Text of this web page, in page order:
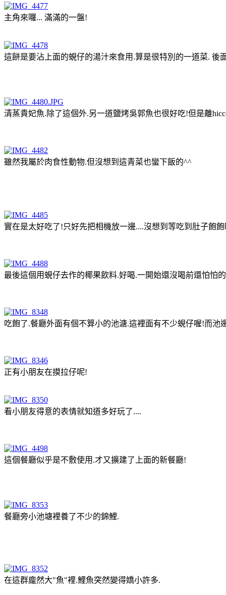
主角來囉... 滿滿的一盤!
這餅是要沾上面的蜆仔的湯汁來食用.算是很特別的一道菜. 後
清蒸貴妃魚.除了這個外.另一道鹽烤吳郭魚也很好吃!但是離
雖然我屬於肉食性動物.但沒想到這青菜也蠻下飯的^^
實在是太好吃了!只好先把相機放一邊....沒想到等吃到肚子飽
最後這個用蜆仔去作的椰果飲料.好喝.一開始還沒喝前還怕怕
吃飽了.餐廳外面有個不算小的池溏.這裡面有不少蜆仔喔!而池
正有小朋友在摸拉仔呢!
看小朋友得意的表情就知道多好玩了....
這個餐廳似乎是不敷使用.才又擴建了上面的新餐廳!
餐廳旁小池塘裡養了不少的錦鯉.
在這群龐然大"魚"裡.鯉魚突然變得嬌小許多.